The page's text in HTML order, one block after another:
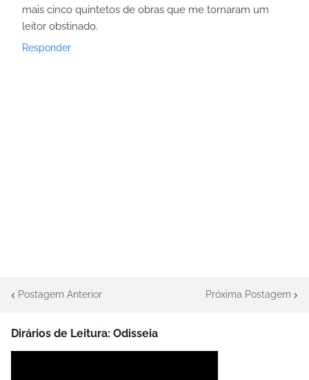
mais cinco quintetos de obras que me tornaram um
leitor obstinado.
Responder
Postagem Anterior Próxima Postagem
Dirários de Leitura: Odisseia